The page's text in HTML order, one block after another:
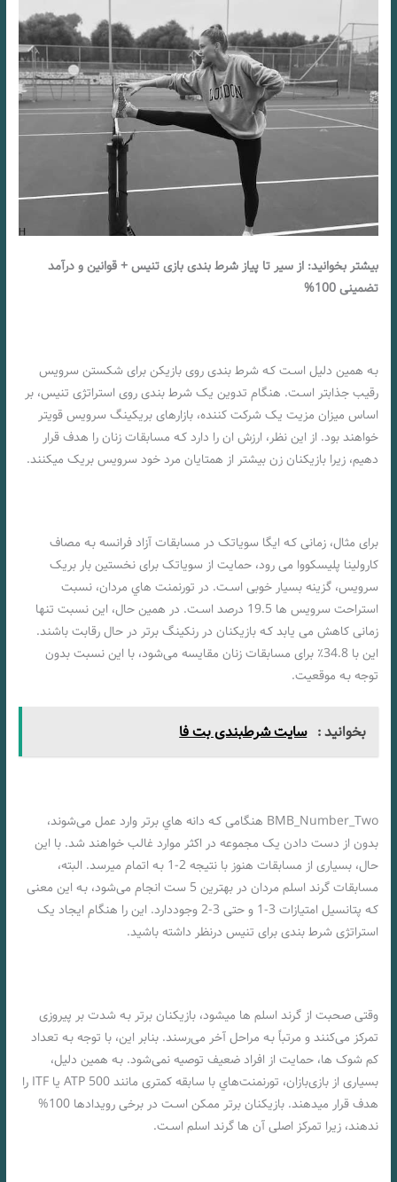
بیشتر بخوانید: از سیر تا پیاز شرط بندی بازی تنیس + قوانین و درآمد
تضمینی 100%
بـه همین دلیل اسـت کـه شرط بندی روی بازیکن برای شکستن سرویس
رقیب جذابتر اسـت. هنگام تدوین یک شرط بندی روی استراتژی تنیس، بر
اساس میزان مزیت یک شرکت کننده، بازارهای بریکینگ سرویس قویتر
خواهند بود. از این نظر، ارزش ان را دارد کـه مسابقات زنان را هدف قرار
دهیم، زیرا بازیکنان زن بیشتر از همتایان مرد خود سرویس بریک میکنند.
برای مثال، زمانی کـه ایگا سویاتک در مسابقات آزاد فرانسه بـه مصاف
کارولینا پلیسکووا می رود، حمایت از سویاتک برای نخستین بار بریک
سرویس، گزینه بسیار خوبی اسـت. در تورنمنت هاي‌ مردان، نسبت
استراحت سرویس ها 19.5 درصد اسـت. در همین حال، این نسبت تنها
زمانی کاهش می یابد کـه بازیکنان در رنکینگ برتر در حال رقابت باشند.
این با 34.8٪ برای مسابقات زنان مقایسه می‌شود، با این نسبت بدون
توجه بـه موقعیت.
بخوانید : سایت شرطبندی بت فا
BMB_Number_Two هنگامی کـه دانه هاي‌ برتر وارد عمل می‌شوند،
بدون از دست دادن یک مجموعه در اکثر موارد غالب خواهند شد. با این
حال، بسیاری از مسابقات هنوز با نتیجه 2-1 بـه اتمام میرسد. البته،
مسابقات گرند اسلم مردان در بهترین 5 ست انجام می‌شود، بـه این معنی
کـه پتانسیل امتیازات 3-1 و حتی 3-2 وجوددارد. این را هنگام ایجاد یک
استراتژی شرط بندی برای تنیس درنظر داشته باشید.
وقتی صحبت از گرند اسلم ها میشود، بازیکنان برتر بـه شدت بر پیروزی
تمرکز می‌کنند و مرتباً بـه مراحل آخر می‌رسند. بنابر این، با توجه بـه تعداد
کم شوک ها، حمایت از افراد ضعیف توصیه نمی‌شود. بـه همین دلیل،
بسیاری از بازی‌بازان، تورنمنت‌هاي‌ با سابقه کمتری مانند ATP 500 یا ITF را
هدف قرار میدهند. بازیکنان برتر ممکن اسـت در برخی رویدادها 100%
ندهند، زیرا تمرکز اصلی آن ها گرند اسلم اسـت.